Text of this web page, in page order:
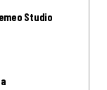
Studio